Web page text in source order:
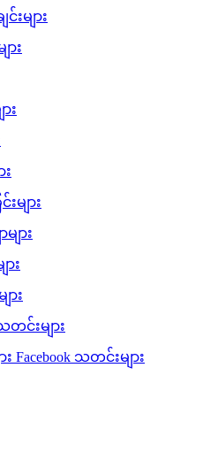
များ
ား
း
များ
ျား
ား
ား
င်းများ
း Facebook သတင်းများ